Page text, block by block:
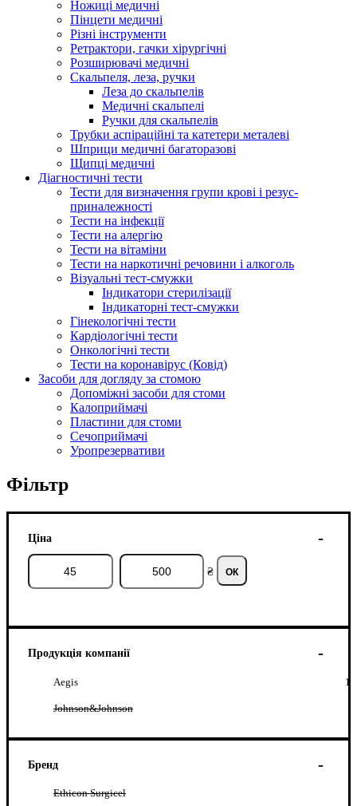
Ножиці медичні
Пінцети медичні
Різні інструменти
Ретрактори, гачки хірургічні
Розширювачі медичні
Скальпеля, леза, ручки
Леза до скальпелів
Медичні скальпелі
Ручки для скальпелів
Трубки аспіраційні та катетери металеві
Шприци медичні багаторазові
Щипці медичні
Діагностичні тести
Тести для визначення групи крові і резус-
приналежності
Тести на інфекції
Тести на алергію
Тести на вітаміни
Тести на наркотичні речовини і алкоголь
Візуальні тест-смужки
Індикатори стерилізації
Індикаторні тест-смужки
Гінекологічні тести
Кардіологічні тести
Онкологічні тести
Тести на коронавірус (Ковід)
Засоби для догляду за стомою
Допоміжні засоби для стоми
Калоприймачі
Пластини для стоми
Сечоприймачі
Уропрезервативи
Фільтр
Ціна
₴ ОК
Продукція компанії
Aegis 1
Johnson&Johnson
Бренд
Ethicon Surgicel